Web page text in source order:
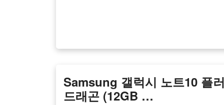
Samsung 갤럭시 노트10 플
드래곤 (12GB …